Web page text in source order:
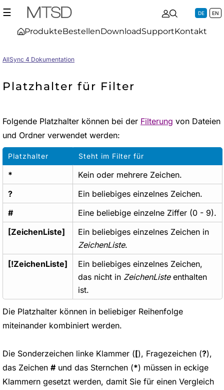
☰
ProdukteBestellenDownloadSupportKontakt
DE EN
AllSync 4 Dokumentation
Platzhalter für Filter
Folgende Platzhalter können bei der Filterung von Dateien
und Ordner verwendet werden:
Platzhalter Steht im Filter für
*
Kein oder mehrere Zeichen.
?
Ein beliebiges einzelnes Zeichen.
#
Eine beliebige einzelne Ziffer (0 - 9).
[ZeichenListe]
Ein beliebiges einzelnes Zeichen in
ZeichenListe.
[!ZeichenListe]
Ein beliebiges einzelnes Zeichen,
das nicht in ZeichenListeenthalten
ist.
Die Platzhalter können in beliebiger Reihenfolge
miteinander kombiniert werden.
Die Sonderzeichen linke Klammer ([), Fragezeichen (?),
das Zeichen #und das Sternchen (*) müssen in eckige
Klammern gesetzt werden, damit Sie für einen Vergleich